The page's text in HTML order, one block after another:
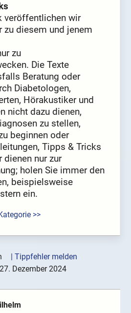
veröffentlichen wir
zu diesem und jenem
zu
Die Texte
Beratung oder
Diabetologen,
Hörakustiker und
nicht dazu dienen,
zu stellen,
beginnen oder
Tipps & Tricks
dienen nur zur
holen Sie immer den
beispielsweise
ein.
>>
| Tippfehler melden
27. Dezember 2024